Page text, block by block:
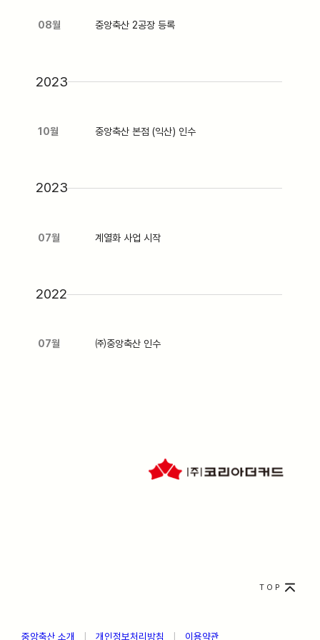
08월 중앙축산 2공장 등록
2023
10월 중앙축산 본점 (익산) 인수
2023
07월 계열화 사업 시작
2022
07월 ㈜중앙축산 인수
TOP
중앙축산 소개 ㅤ개인정보처리방침 이용약관